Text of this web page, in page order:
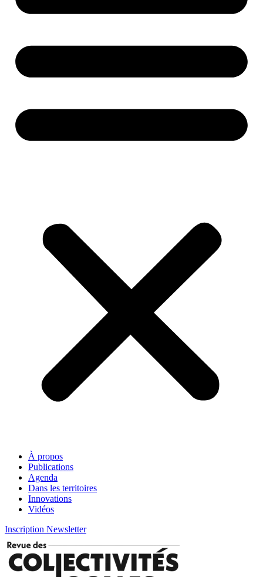
À propos
Publications
Agenda
Dans les territoires
Innovations
Vidéos
Inscription Newsletter